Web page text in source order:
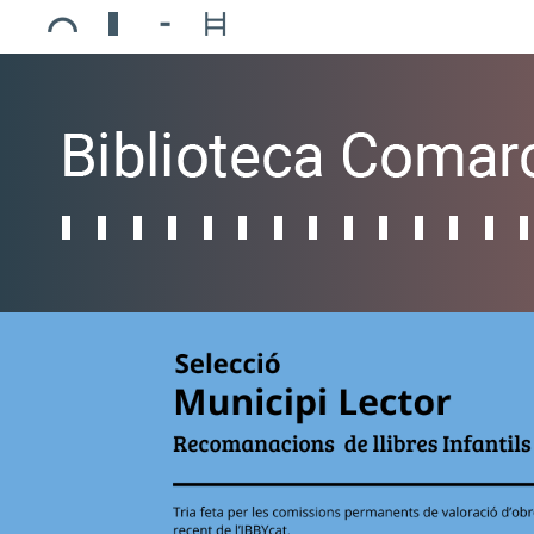
Ajuntament de Mollerussa
Biblioteca Comarcal Jaume Vila
Piscines de Mollerussa